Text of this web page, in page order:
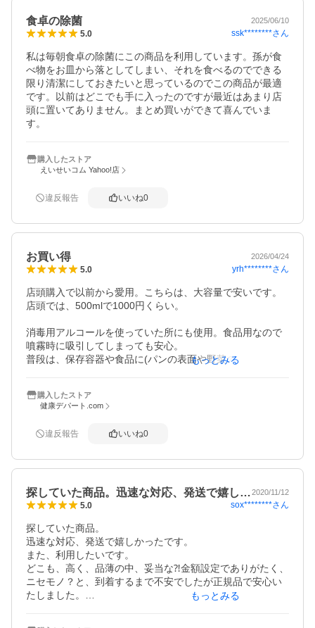
食卓の除菌 2025/06/10
5.0 ssk********さん
私は毎朝食卓の除菌にこの商品を利用しています。孫が食
べ物をお皿から落としてしまい、それを食べるのでできる
限り清潔にしておきたいと思っているのでこの商品が最適
です。以前はどこでも手に入ったのですが最近はあまり店
頭に置いてありません。まとめ買いができて喜んでいま
す。
購入したストア
えいせいコム Yahoo!店
違反報告 いいね0
お買い得 2026/04/24
5.0 yrh********さん
店頭購入で以前から愛用。こちらは、大容量で安いです。
店頭では、500mlで1000円くらい。
消毒用アルコールを使っていた所にも使用。食品用なので
噴霧時に吸引してしまっても安心。
普段は、保存容器や食品に(パンの表面や野菜の切口)。食品
もっとみる
購入したストア
健康デパート.com
違反報告 いいね0
探していた商品。迅速な対応、発送で嬉し…2020/11/12
5.0 sox********さん
探していた商品。
迅速な対応、発送で嬉しかったです。
また、利用したいです。
どこも、高く、品薄の中、妥当な⁈金額設定でありがたく、
ニセモノ？と、到着するまで不安でしたが正規品で安心い
たしました。
もっとみる